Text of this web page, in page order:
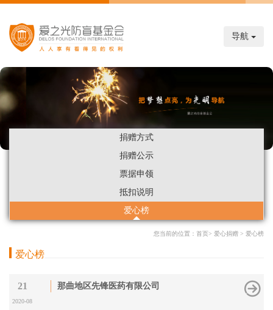
导航
捐赠方式
捐赠公示
票据申领
抵扣说明
爱心榜
您当前的位置： 首页> 爱心捐赠 > 爱心榜
爱心榜
21
2020-08
那曲地区先锋医药有限公司